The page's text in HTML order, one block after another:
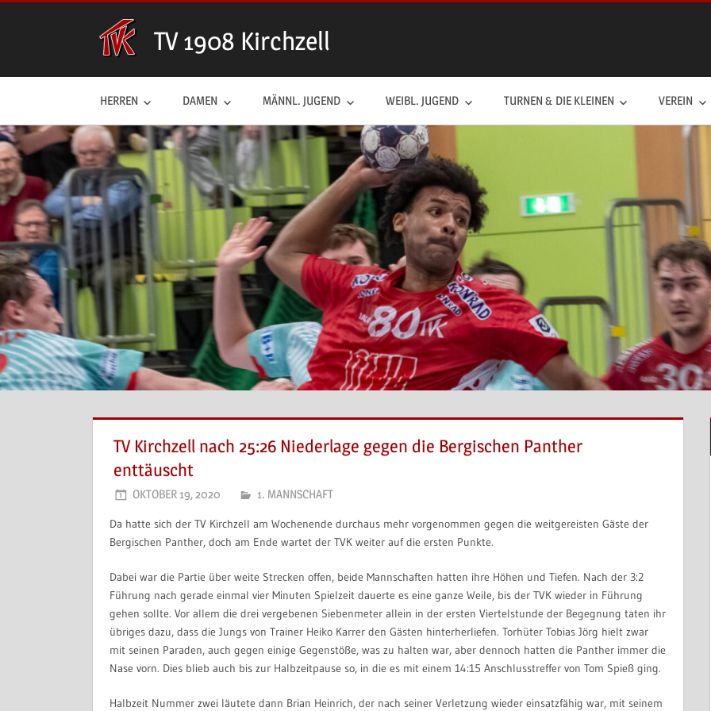
TV 1908 Kirchzell
HERREN DAMEN MÄNNL. JUGEND WEIBL. JUGEND TURNEN & DIE KLEINEN VEREIN
TV Kirchzell nach 25:26 Niederlage gegen die Bergischen Panther
enttäuscht
OKTOBER 19, 2020 1. MANNSCHAFT
Da hatte sich der TV Kirchzell am Wochenende durchaus mehr vorgenommen gegen die weitgereisten Gäste der
Bergischen Panther, doch am Ende wartet der TVK weiter auf die ersten Punkte.
Dabei war die Partie über weite Strecken offen, beide Mannschaften hatten ihre Höhen und Tiefen. Nach der 3:2
Führung nach gerade einmal vier Minuten Spielzeit dauerte es eine ganze Weile, bis der TVK wieder in Führung
gehen sollte. Vor allem die drei vergebenen Siebenmeter allein in der ersten Viertelstunde der Begegnung taten ihr
übriges dazu, dass die Jungs von Trainer Heiko Karrer den Gästen hinterherliefen. Torhüter Tobias Jörg hielt zwar
mit seinen Paraden, auch gegen einige Gegenstöße, was zu halten war, aber dennoch hatten die Panther immer die
Nase vorn. Dies blieb auch bis zur Halbzeitpause so, in die es mit einem 14:15 Anschlusstreffer von Tom Spieß ging.
Halbzeit Nummer zwei läutete dann Brian Heinrich, der nach seiner Verletzung wieder einsatzfähig war, mit seinem